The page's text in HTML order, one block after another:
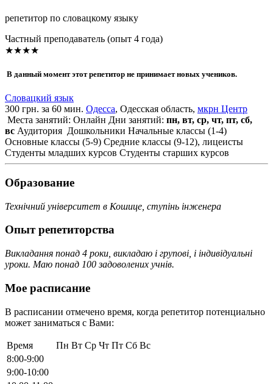
репетитор по словацкому языку
Частный преподаватель (опыт 4 года)
★★★★
В данный момент этот репетитор не принимает новых учеников.
Словацкий язык
300 грн. за 60 мин. Одесса, Одесская область, мкрн Центр
Места занятий: Онлайн Дни занятий: пн, вт, ср, чт, пт, сб,
вс Аудитория Дошкольники Начальные классы (1-4)
Основные классы (5-9) Средние классы (9-12), лицеисты
Студенты младших курсов Студенты старших курсов
Образование
Технічний університет в Кошице, ступінь інженера
Опыт репетиторства
Викладання понад 4 роки, викладаю і групові, і індивідуальні
уроки. Маю понад 100 задоволених учнів.
Мое расписание
В расписании отмечено время, когда репетитор потенциально
может заниматься с Вами:
Время Пн Вт Ср Чт Пт Сб Вс
8:00-9:00
9:00-10:00